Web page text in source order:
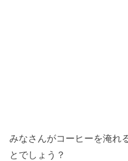
みなさんがコーヒーを淹れ
とでしょう？